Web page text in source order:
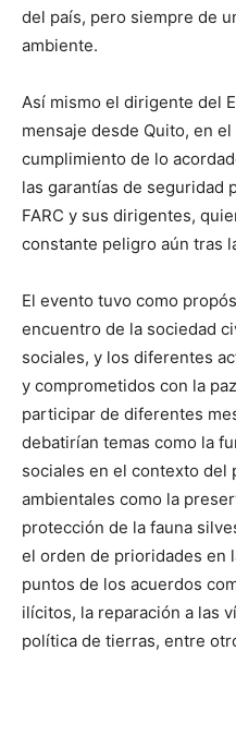
del país, pero siempre de
ambiente.
Así mismo el dirigente del
mensaje desde Quito, en
cumplimiento de lo
las garantías de seguridad
FARC y sus dirigentes,
constante peligro aún tras
El evento tuvo como
encuentro de la sociedad
sociales, y los diferentes
y comprometidos con la
participar de diferentes
debatirían temas como la
sociales en el contexto del
ambientales como la
protección de la fauna
el orden de prioridades en
puntos de los acuerdos
ilícitos, la reparación a las
política de tierras, entre